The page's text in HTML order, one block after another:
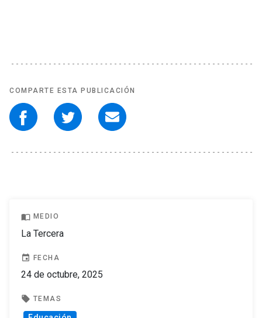
COMPARTE ESTA PUBLICACIÓN
import_contacts MEDIO
La Tercera
event FECHA
24 de octubre, 2025
local_offer TEMAS